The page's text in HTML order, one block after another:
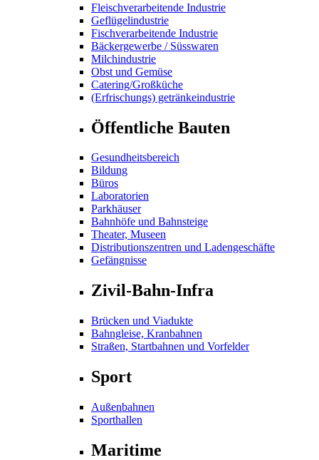
Fleischverarbeitende Industrie
Geflügelindustrie
Fischverarbeitende Industrie
Bäckergewerbe / Süsswaren
Milchindustrie
Obst und Gemüse
Catering/Großküche
(Erfrischungs) getränkeindustrie
Öffentliche Bauten
Gesundheitsbereich
Bildung
Büros
Laboratorien
Parkhäuser
Bahnhöfe und Bahnsteige
Theater, Museen
Distributionszentren und Ladengeschäfte
Gefängnisse
Zivil-Bahn-Infra
Brücken und Viadukte
Bahngleise, Kranbahnen
Straßen, Startbahnen und Vorfelder
Sport
Außenbahnen
Sporthallen
Maritime